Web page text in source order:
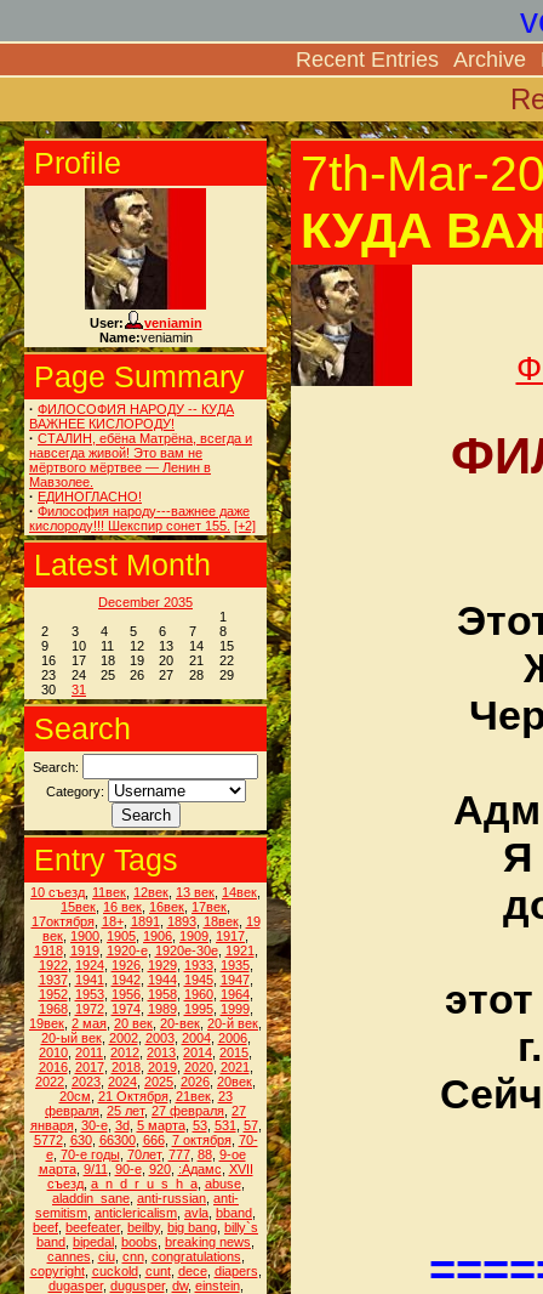
Recent Entries Archive
Profile
User:
veniamin
Name:veniamin
Page Summary
· ФИЛОСОФИЯ НАРОДУ -- КУДА
ВАЖНЕЕ КИСЛОРОДУ!
· СТАЛИН, ебёна Матрёна, всегда и
навсегда живой! Это вам не
мёртвого мёртвее — Ленин в
Мавзолее.
· ЕДИНОГЛАСНО!
· Философия народу---важнее даже
кислороду!!! Шекспир сонет 155. [+2]
Latest Month
December 2035
1
2
3 4 5 6 7
8
9
10 11 12 13 14
15
16
17 18 19 20 21
22
23
24 25 26 27 28
29
30
31
Search
Search:
Category:
Entry Tags
10 съезд 11век 12век 13 век 14век
15век 16 век 16век 17век
17октября, 18+, 1891 1893, 18век, 19
век 1900 1905 1906 1909 1917
1918, 1919, 1920-е, 1920е-30е, 1921
1922, 1924, 1926, 1929, 1933, 1935,
1937, 1941 1942, 1944, 1945, 1947,
1952, 1953, 1956, 1958, 1960, 1964,
1968, 1972, 1974, 1989, 1995, 1999,
19век 2 мая 20 век 20-век 20-й век
20-ый век, 2002, 2003, 2004, 2006,
2010 2011 2012 2013 2014 2015
2016, 2017, 2018, 2019, 2020, 2021
2022 2023 2024 2025 2026 20век
20см 21 Октября, 21век, 23
февраля 25 лет, 27 февраля 27
января, 30-е, 3d, 5 марта, 53, 531 57,
5772, 630, 66300, 666, 7 октября, 70-
е, 70-е годы, 70лет, 777, 88, 9-ое
марта, 9/11 90-е, 920, :Адамс XVII
съезд, a_n_d_r_u_s_h_a, abuse,
aladdin_sane anti-russian anti-
semitism anticlericalism avla bband
beef beefeater, beilby, big bang billy`s
band bipedal boobs breaking news
cannes ciu, cnn, congratulations
copyright, cuckold, cunt, dece, diapers
dugasper, dugusper, dw, einstein,
7th-Mar-
КУДА
Я